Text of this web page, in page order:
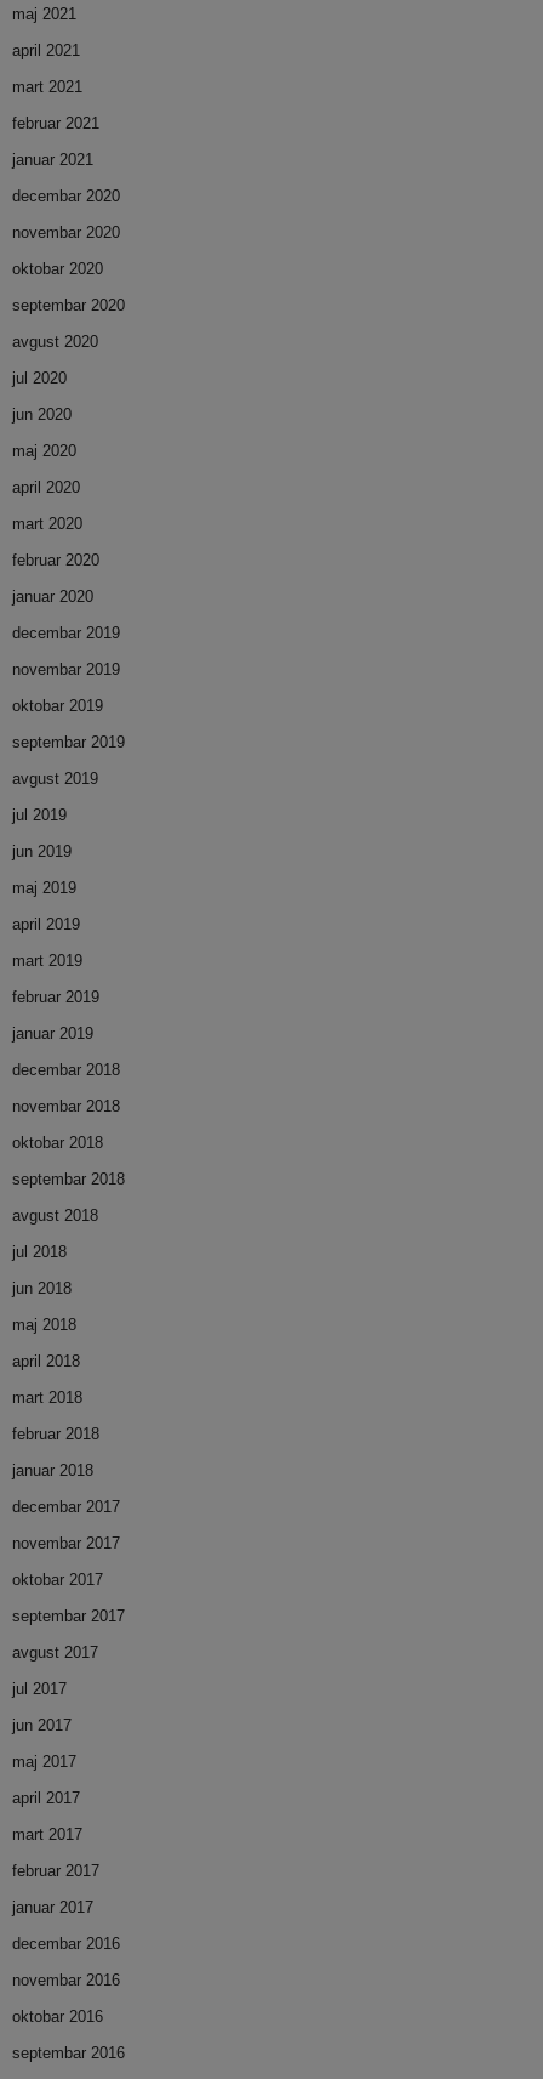
maj 2021
april 2021
mart 2021
februar 2021
januar 2021
decembar 2020
novembar 2020
oktobar 2020
septembar 2020
avgust 2020
jul 2020
jun 2020
maj 2020
april 2020
mart 2020
februar 2020
januar 2020
decembar 2019
novembar 2019
oktobar 2019
septembar 2019
avgust 2019
jul 2019
jun 2019
maj 2019
april 2019
mart 2019
februar 2019
januar 2019
decembar 2018
novembar 2018
oktobar 2018
septembar 2018
avgust 2018
jul 2018
jun 2018
maj 2018
april 2018
mart 2018
februar 2018
januar 2018
decembar 2017
novembar 2017
oktobar 2017
septembar 2017
avgust 2017
jul 2017
jun 2017
maj 2017
april 2017
mart 2017
februar 2017
januar 2017
decembar 2016
novembar 2016
oktobar 2016
septembar 2016